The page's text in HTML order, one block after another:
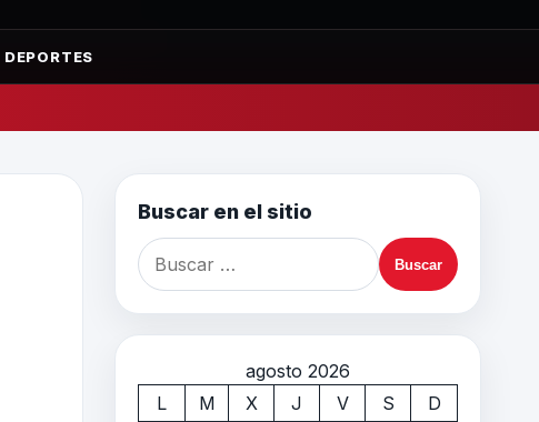
DEPORTES
Buscar en el sitio
agosto 2026
L
M X J V S
D